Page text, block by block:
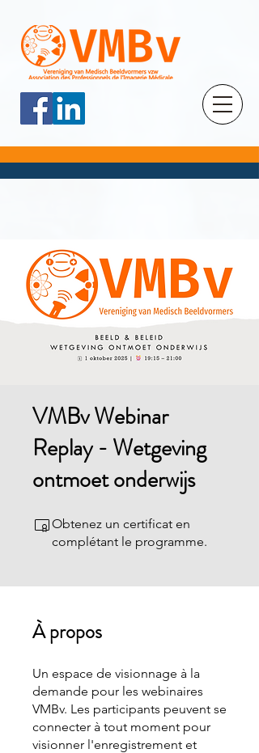
VMBv Webinar
Replay - Wetgeving
ontmoet onderwijs
Obtenez un certificat en
complétant le programme.
À propos
Un espace de visionnage à la
demande pour les webinaires
VMBv. Les participants peuvent se
connecter à tout moment pour
visionner l'enregistrement et